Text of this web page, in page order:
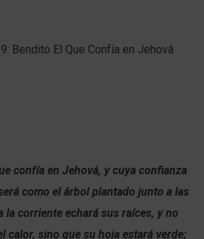
confía en Jehová, y cuya confianza
como el árbol plantado junto a las
la corriente echará sus raíces, y no
calor, sino que su hoja estará verde;